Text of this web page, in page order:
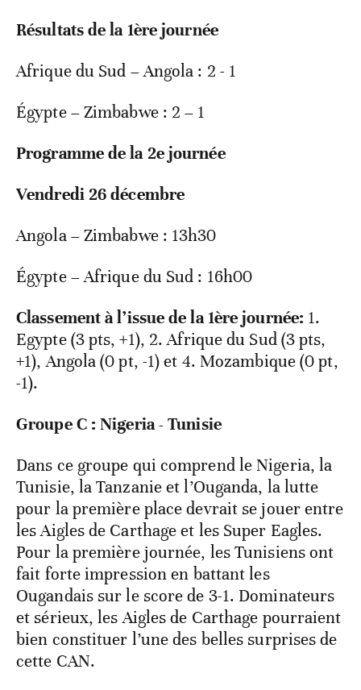
Résultats de la 1èrejournée
Afrique du Sud – Angola : 2 - 1
Égypte – Zimbabwe : 2 – 1
Programme de la 2ejournée
Vendredi 26 décembre
Angola – Zimbabwe : 13h30
Égypte – Afrique du Sud : 16h00
Classement à l’issue de la 1ère journée: 1.
Egypte (3 pts, +1), 2. Afrique du Sud (3 pts,
+1), Angola (0 pt, -1) et 4. Mozambique (0 pt,
-1).
Groupe C : Nigeria - Tunisie
Dans ce groupe qui comprend le Nigeria, la
Tunisie, la Tanzanie et l’Ouganda, la lutte
pour la première place devrait se jouer entre
les Aigles de Carthage et les Super Eagles.
Pour la première journée, les Tunisiens ont
fait forte impression en battant les
Ougandais sur le score de 3-1. Dominateurs
et sérieux, les Aigles de Carthage pourraient
bien constituer l’une des belles surprises de
cette CAN.